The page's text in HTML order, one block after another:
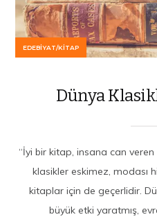
EDEBIYAT/KITAP
Dünya
“İyi bir kitap, insana can veren
klasikler eskimez, modası
kitaplar için de geçerlidir.
büyük etki yaratmış,